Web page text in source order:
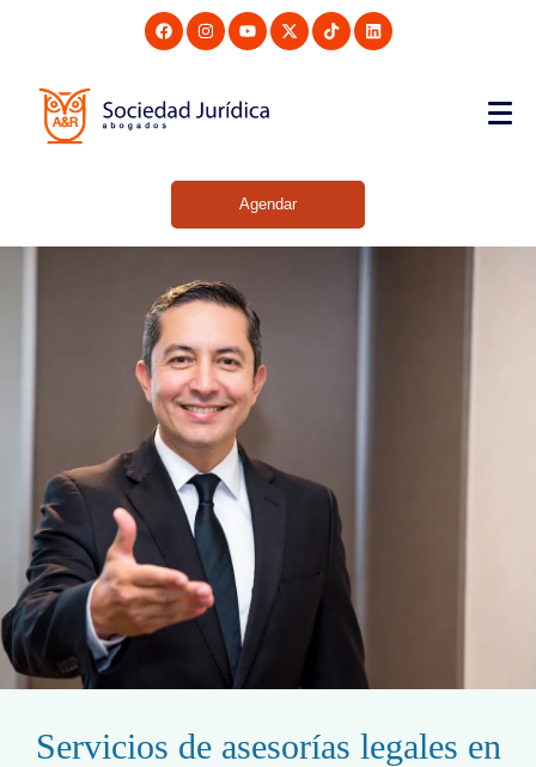
Agendar
Servicios de asesorías legales en